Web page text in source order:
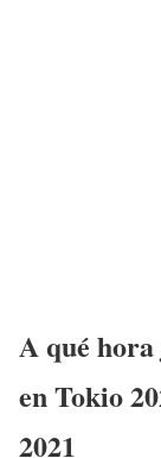
A qué hora
en Tokio
2021